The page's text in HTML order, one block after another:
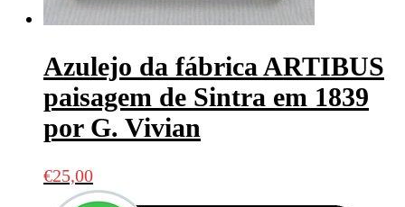
Azulejo da fábrica ARTIBUS
paisagem de Sintra em 1839
por G. Vivian
€25,00